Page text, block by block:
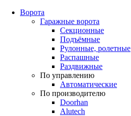
Ворота
Гаражные ворота
Секционные
Подъёмные
Рулонные, ролетные
Распашные
Раздвижные
По управлению
Автоматические
По производителю
Doorhan
Alutech